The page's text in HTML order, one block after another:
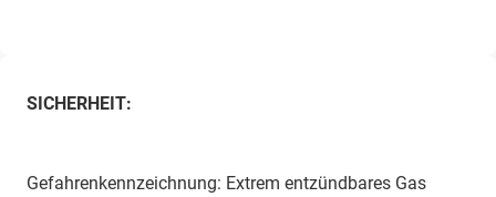
SICHERHEIT:
Gefahrenkennzeichnung: Extrem entzündbares Gas